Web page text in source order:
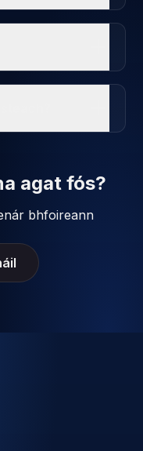
agat fós?
bhfoireann